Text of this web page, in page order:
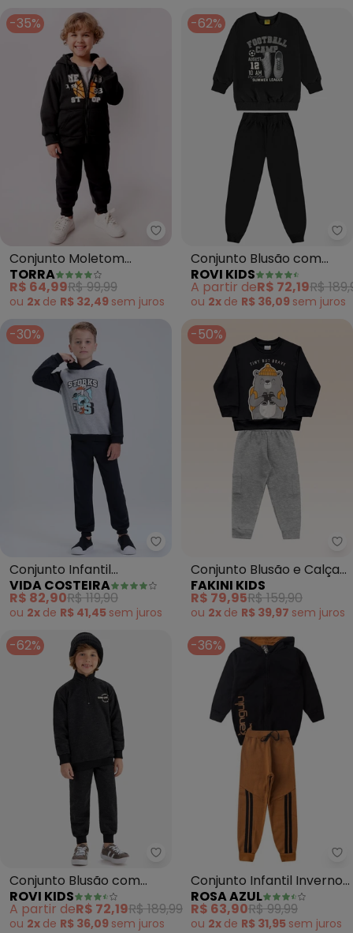
-35%
Torra - Conjunto Moletom
Conjunto Moletom
Infantil Peluciado (Preto)
TORRA
R$ 64,99R$ 99,99
ou 2x de R$ 32,49 sem juros
-62%
Conjunto Blusão com
Calça Moletom (Preto)
ROVI KIDS
A partir deR$ 72,19R$
ou 2x de R$ 36,09 sem juros
-30%
Vida Costeira - Conjunto
Conjunto Infantil
Moletom Storks Inverno
(Preto)
VIDA COSTEIRA
R$ 82,90R$ 119,90
ou 2x de R$ 41,45 sem juros
-50%
Conjunto Blusão e Calça
(Preto)
FAKINI KIDS
R$ 79,95R$ 159,90
ou 2x de R$ 39,97 sem juros
-62%
Rovi Kids - Conjunto Blusão
Conjunto Blusão com
Calça Moletom Molinê
(Preto)
ROVI KIDS
A partir deR$ 72,19R$ 189,99
ou 2x de R$ 36,09 sem juros
-36%
Conjunto Infantil Inverno
Básico Kangulu (Preto)
ROSA AZUL
R$ 63,90R$ 99,99
ou 2x de R$ 31,95 sem juros